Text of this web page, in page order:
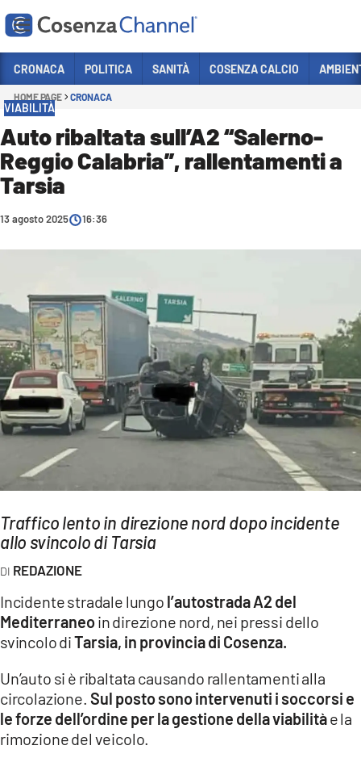
Sezioni
CRONACA
POLITICA
COSENZA CALCIO
ECONOMIA E LAVORO
SPORT
CULTURA
AMBIENTE
Streaming
LAC TV
LAC NETWORK
LAC ONAIR
LaC
Network
LACPLAY.IT
LACTV.IT
LACONAIR.IT
ILREGGINO.IT
COSENZACHANNEL.IT
CRONACA POLITICA SANITÀ COSENZA CALCIO
HOME PAGE CRONACA
VIABILITÀ
Auto ribaltata sull’A2 “Salerno-
Reggio Calabria”, rallentamenti a
Tarsia
13 agosto 2025 16:36
Traffico lento in direzione nord dopo incidente
allo svincolo di Tarsia
REDAZIONE
Incidente stradale lungo l’autostrada A2 del
Mediterraneoin direzione nord, nei pressi dello
svincolo diTarsia, in provincia di Cosenza.
Un’auto si è ribaltata causando rallentamenti alla
circolazione. Sul posto sono intervenuti i soccorsi e
le forze dell’ordine per la gestione della viabilitàe la
rimozione del veicolo.